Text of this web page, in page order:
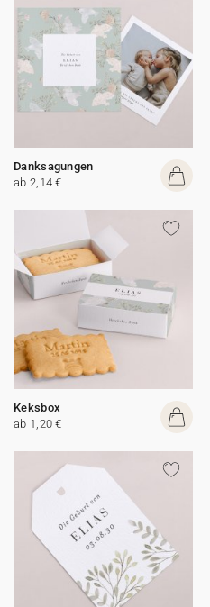
Danksagungen
ab 2,14 €
Keksbox
ab 1,20 €